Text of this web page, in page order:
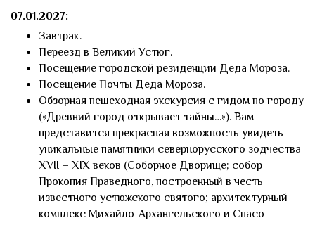
07.01.2027:
Завтрак.
Переезд в Великий Устюг.
Посещение городской резиденции Деда Мороза.
Посещение Почты Деда Мороза.
Обзорная пешеходная экскурсия с гидом по городу
(«Древний город открывает тайны…»). Вам
представится прекрасная возможность увидеть
уникальные памятники севернорусского зодчества
XVII – XIX веков (Соборное Дворище; собор
Прокопия Праведного, построенный в честь
известного устюжского святого; архитектурный
комплекс Михайло-Архангельского и Спасо-